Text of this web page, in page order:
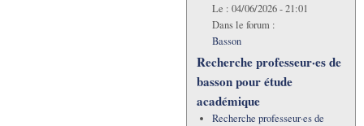
Le : 04/06/2026 - 21:01
Dans le forum :
Basson
Recherche professeur·es de
basson pour étude
académique
Recherche professeur·es de